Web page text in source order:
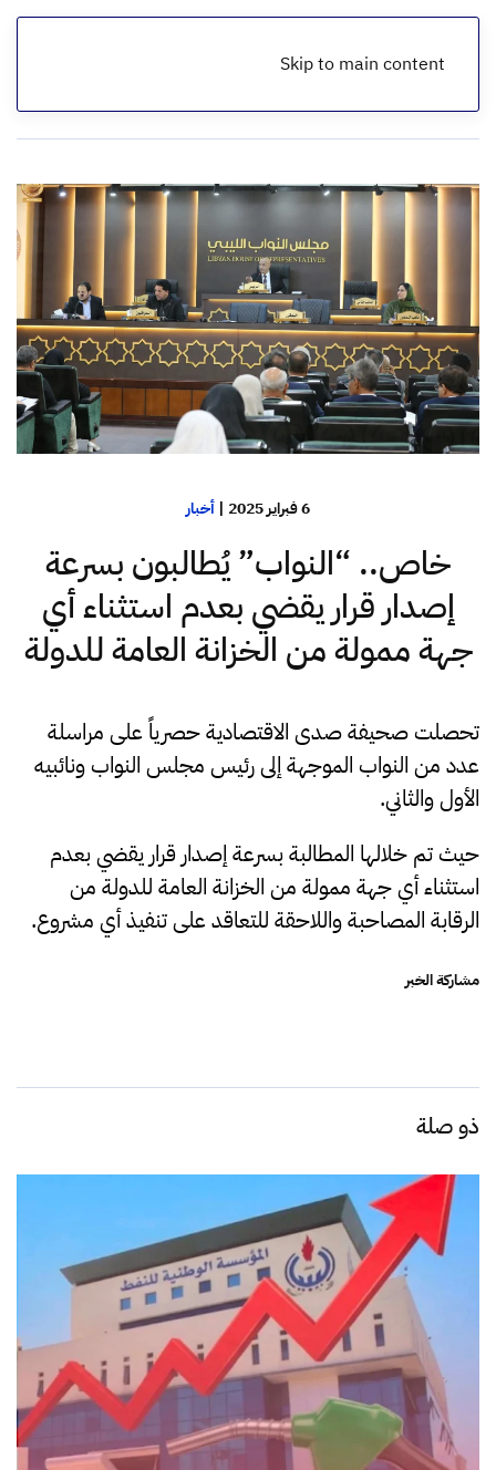
Skip to main content
الرئيسية
6 فبراير 2025 | أخبار
خاص.. “النواب” يُطالبون بسرعة
إصدار قرار يقضي بعدم استثناء أي
جهة ممولة من الخزانة العامة للدولة
تحصلت صحيفة صدى الاقتصادية حصرياً على مراسلة
عدد من النواب الموجهة إلى رئيس مجلس النواب ونائبيه
الأول والثاني.
حيث تم خلالها المطالبة بسرعة إصدار قرار يقضي بعدم
استثناء أي جهة ممولة من الخزانة العامة للدولة من
الرقابة المصاحبة واللاحقة للتعاقد على تنفيذ أي مشروع.
مشاركة الخبر
ذو صلة